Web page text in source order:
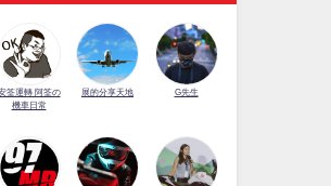
筌運轉 阿筌の
機車日常
展的分享天地 G先生